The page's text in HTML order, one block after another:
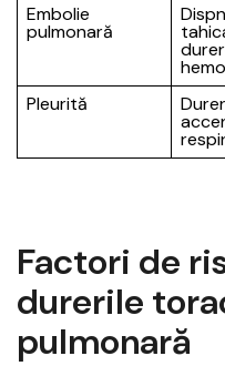
Embolie
pulmonară
Pleurită
Factori de
durerile
pulmonară